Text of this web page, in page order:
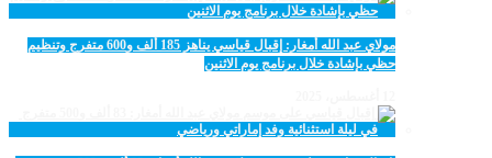
مولاي عبد الله أمغار: إقبال قياسي يناهز 185 ألف و600 متفرج وتنظيم
حظي بإشادة خلال برنامج يوم الاثنين